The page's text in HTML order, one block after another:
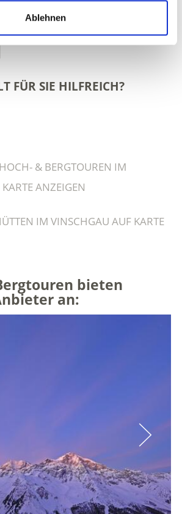
Ablehnen
FÜR SIE HILFREICH?
& BERGTOUREN IM
ANZEIGEN
IM VINSCHGAU AUF KARTE
bieten
an: